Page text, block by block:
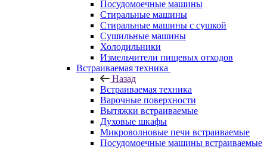
Посудомоечные машины
Стиральные машины
Стиральные машины с сушкой
Сушильные машины
Холодильники
Измельчители пищевых отходов
Встраиваемая техника
Назад
Встраиваемая техника
Варочные поверхности
Вытяжки встраиваемые
Духовые шкафы
Микроволновые печи встраиваемые
Посудомоечные машины встраиваемые